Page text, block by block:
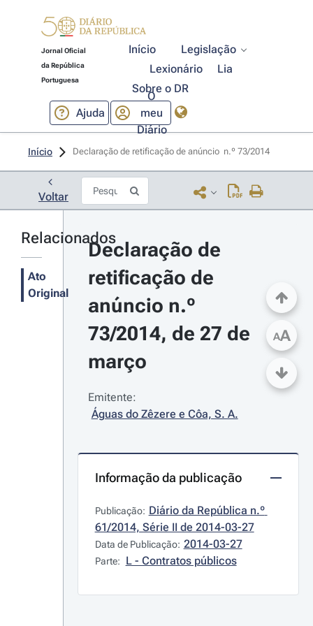
Jornal Oficial
da República
Portuguesa
Início
Legislação
Lexionário
Lia
Sobre o DR
Ajuda
O
meu
Diário
Início Declaração de retificação de anúncio  n.º 73/2014
Voltar
Relacionados
Ato
Original
Declaração de
retificação de
anúncio n.º
73/2014, de 27 de
março
Emitente:
Águas do Zêzere e Côa, S. A.
Informação da publicação
Publicação: Diário da República n.º
61/2014, Série II de 2014-03-27
Data de Publicação: 2014-03-27
Parte: L - Contratos públicos
AA